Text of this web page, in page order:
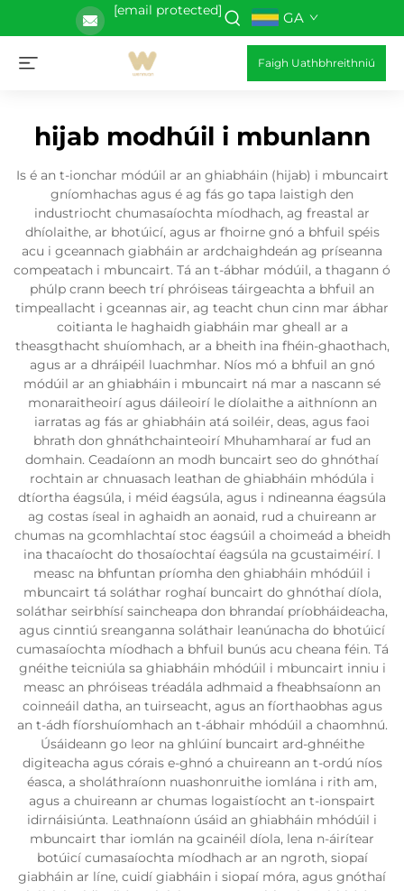
[email protected] GA
Faigh Uathbhreithniú
hijab modhúil i mbunlann
Is é an t-ionchar módúil ar an ghiabháin (hijab) i mbuncairt
gníomhachas agus é ag fás go tapa laistigh den
industriocht chumasaíochta míodhach, ag freastal ar
dhíolaithe, ar bhotúicí, agus ar fhoirne gnó a bhfuil spéis
acu i gceannach giabháin ar ardchaighdeán ag príseanna
compeatach i mbuncairt. Tá an t-ábhar módúil, a thagann ó
phúlp crann beech trí phróiseas táirgeachta a bhfuil an
timpeallacht i gceannas air, ag teacht chun cinn mar ábhar
coitianta le haghaidh giabháin mar gheall ar a
theasgthacht shuíomhach, ar a bheith ina fhéin-ghaothach,
agus ar a dhráipéil luachmhar. Níos mó a bhfuil an gnó
módúil ar an ghiabháin i mbuncairt ná mar a nascann sé
monaraitheoirí agus dáileoirí le díolaithe a aithníonn an
iarratas ag fás ar ghiabháin atá soiléir, deas, agus faoi
bhrath don ghnáthchainteoirí Mhuhamharaí ar fud an
domhain. Ceadaíonn an modh buncairt seo do ghnóthaí
rochtain ar chnuasach leathan de ghiabháin mhódúla i
dtíortha éagsúla, i méid éagsúla, agus i ndineanna éagsúla
ag costas íseal in aghaidh an aonaid, rud a chuireann ar
chumas na gcomhlachtaí stoc éagsúil a choimeád a bheidh
ina thacaíocht do thosaíochtaí éagsúla na gcustaiméirí. I
measc na bhfuntan príomha den ghiabháin mhódúil i
mbuncairt tá soláthar roghaí buncairt do ghnóthaí díola,
soláthar seirbhísí saincheapa don bhrandaí príobháideacha,
agus cinntiú sreanganna soláthair leanúnacha do bhotúicí
cumasaíochta míodhach a bhfuil bunús acu cheana féin. Tá
gnéithe teicniúla sa ghiabháin mhódúil i mbuncairt inniu i
measc an phróiseas tréadála adhmaid a fheabhsaíonn an
coinneáil datha, an tuirseacht, agus an fíorthaobhas agus
an t-ádh fíorshuíomhach an t-ábhair mhódúil a chaomhnú.
Úsáideann go leor na ghlúiní buncairt ard-ghnéithe
digiteacha agus córais e-ghnó a chuireann an t-ordú níos
éasca, a sholáthraíonn nuashonruithe iomlána i rith am,
agus a chuireann ar chumas logaistíocht an t-ionspairt
idirnáisiúnta. Leathnaíonn úsáid an ghiabháin mhódúil i
mbuncairt thar iomlán na gcainéil díola, lena n-áirítear
botúicí cumasaíochta míodhach ar an ngroth, siopaí
giabháin ar líne, cuidí giabháin i siopaí móra, agus gnóthaí